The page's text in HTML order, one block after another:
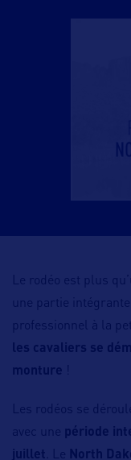
Le rodéo est plus
une partie intégrante
professionnel à la
les cavaliers se
monture
Les rodéos se
avec une période
juillet
. Le North